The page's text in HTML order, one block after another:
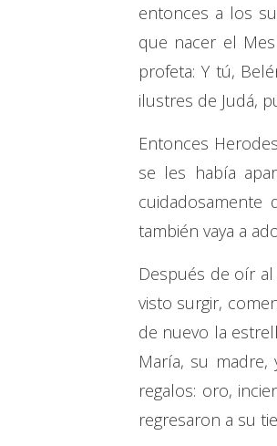
entonces a los
que nacer el
profeta: Y tú,
ilustres de Judá,
Entonces
se les había
también vaya a
Después de oír
visto surgir,
de nuevo la
María, su
regalos: oro,
regresaron a su